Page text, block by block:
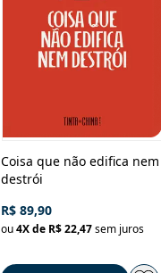
Coisa que não edifica nem
destrói
R$ 89,90
ou4X de R$ 22,47sem juros